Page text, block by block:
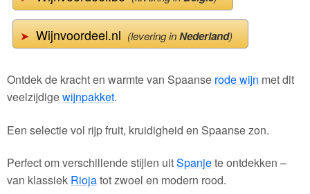
➤Wijnvoordeel.nl(levering inNederland)
Ontdek de kracht en warmte van Spaanse rode wijn met dit
veelzijdigewijnpakket.
Een selectie vol rijp fruit, kruidigheid en Spaanse zon.
Perfect om verschillende stijlen uitSpanjete ontdekken –
van klassiek Riojatot zwoel en modern rood.